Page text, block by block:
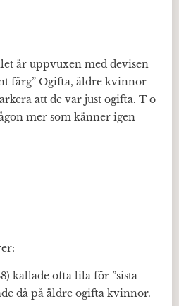
är uppvuxen med devisen
färg” Ogifta, äldre kvinnor
att de var just ogifta. T o
mer som känner igen
kallade ofta lila för ”sista
då på äldre ogifta kvinnor.